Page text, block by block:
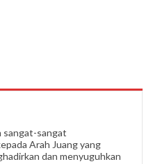
sangat-sangat
Arah Juang yang
dan menyuguhkan